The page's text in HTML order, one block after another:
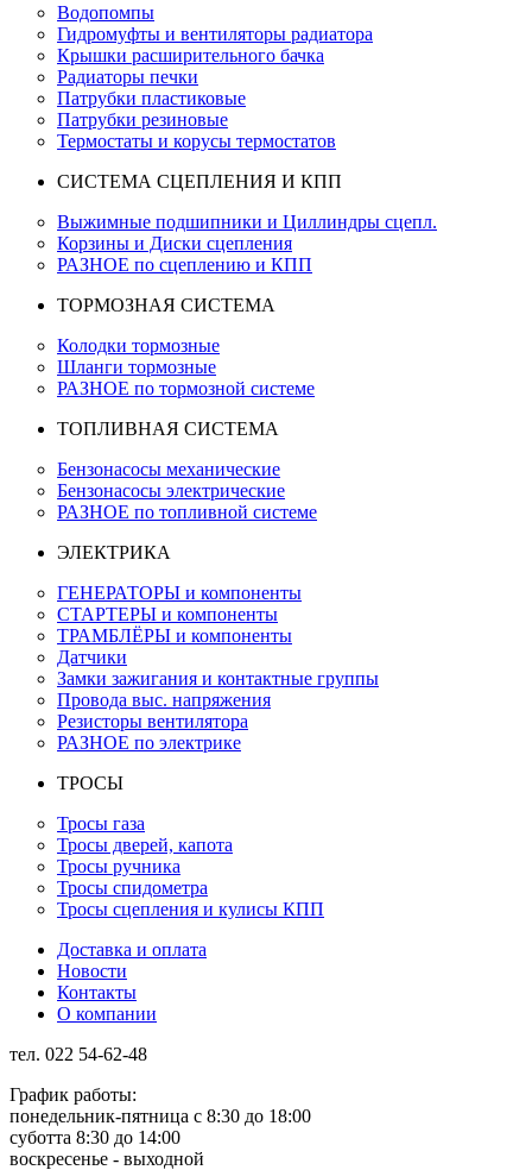
Водопомпы
Гидромуфты и вентиляторы радиатора
Крышки расширительного бачка
Радиаторы печки
Патрубки пластиковые
Патрубки резиновые
Термостаты и корусы термостатов
СИСТЕМА СЦЕПЛЕНИЯ И КПП
Выжимные подшипники и Циллиндры сцепл.
Корзины и Диски сцепления
РАЗНОЕ по сцеплению и КПП
ТОРМОЗНАЯ СИСТЕМА
Колодки тормозные
Шланги тормозные
РАЗНОЕ по тормозной системе
ТОПЛИВНАЯ СИСТЕМА
Бензонасосы механические
Бензонасосы электрические
РАЗНОЕ по топливной системе
ЭЛЕКТРИКА
ГЕНЕРАТОРЫ и компоненты
СТАРТЕРЫ и компоненты
ТРАМБЛЁРЫ и компоненты
Датчики
Замки зажигания и контактные группы
Провода выс. напряжения
Резисторы вентилятора
РАЗНОЕ по электрике
ТРОСЫ
Тросы газа
Тросы дверей, капота
Тросы ручника
Тросы спидометра
Тросы сцепления и кулисы КПП
Доставка и оплата
Новости
Контакты
О компании
тел. 022 54-62-48
График работы:
понедельник-пятница с 8:30 до 18:00
суботта 8:30 до 14:00
воскресенье - выходной